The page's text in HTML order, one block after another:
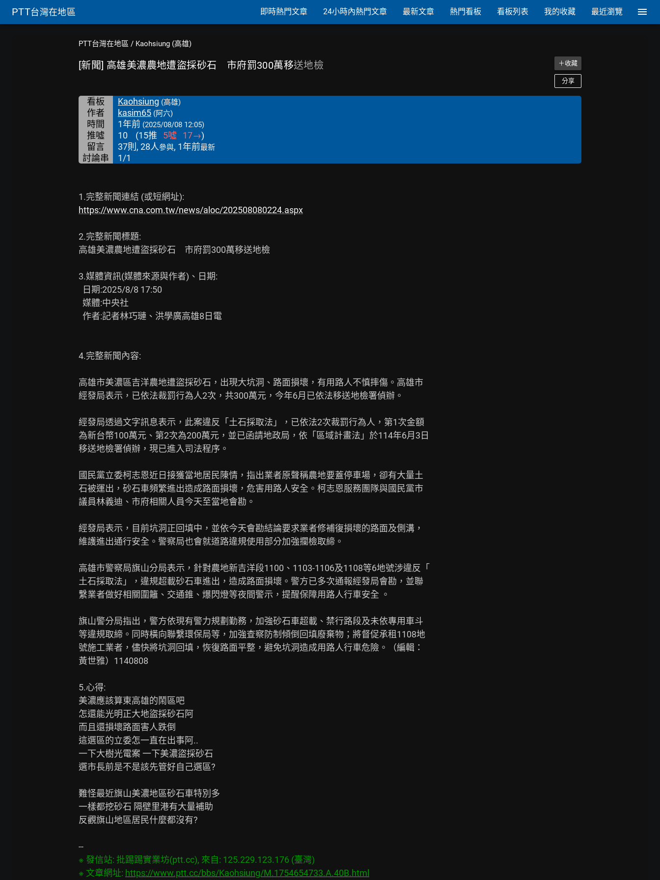
PTT台灣在地區 即時熱門文章 24小時內熱門文章 最新文章 熱門看板 看板列表 我的收藏 最近瀏覽
PTT台灣在地區 / Kaohsiung (高雄)
[新聞] 高雄美濃農地遭盜採砂石 市府罰300萬移送地檢 ＋收藏
分享
看板 Kaohsiung (高雄)
作者 kasim65 (阿六)
時間 1年前 (2025/08/08 12:05)
推噓 10 (15推 5噓 17→)
留言
37則, 28人參與, 1年前最新
討論串 1/1
https://www.cna.com.tw/news/aloc/202508080224.aspx
2.完整新聞標題:
高雄美濃農地遭盜採砂石　市府罰300萬移送地檢
3.媒體資訊(媒體來源與作者)、日期:
4.完整新聞內容:
高雄市美濃區吉洋農地遭盜採砂石，出現大坑洞、路面損壞，有用路人不慎摔傷。高雄市
經發局表示，已依法裁罰行為人2次，共300萬元，今年6月已依法移送地檢署偵辦。
經發局透過文字訊息表示，此案違反「土石採取法」，已依法2次裁罰行為人，第1次金額
為新台幣100萬元、第2次為200萬元，並已函請地政局，依「區域計畫法」於114年6月3日
移送地檢署偵辦，現已進入司法程序。
國民黨立委柯志恩近日接獲當地居民陳情，指出業者原聲稱農地要蓋停車場，卻有大量土
石被運出，砂石車頻繁進出造成路面損壞，危害用路人安全。柯志恩服務團隊與國民黨市
議員林義迪、市府相關人員今天至當地會勘。
經發局表示，目前坑洞正回填中，並依今天會勘結論要求業者修補復損壞的路面及側溝，
維護進出通行安全。警察局也會就道路違規使用部分加強攔檢取締。
高雄市警察局旗山分局表示，針對農地新吉洋段1100、1103-1106及1108等6地號涉違反「
土石採取法」，違規超載砂石車進出，造成路面損壞。警方已多次通報經發局會勘，並聯
繫業者做好相關圍籬、交通錐、爆閃燈等夜間警示，提醒保障用路人行車安全 。
旗山警分局指出，警方依現有警力規劃勤務，加強砂石車超載、禁行路段及未依專用車斗
等違規取締。同時橫向聯繫環保局等，加強查察防制傾倒回填廢棄物；將督促承租1108地
號施工業者，儘快將坑洞回填，恢復路面平整，避免坑洞造成用路人行車危險。（編輯：
黃世雅）1140808
5.心得:
美濃應該算東高雄的鬧區吧
怎還能光明正大地盜採砂石阿
而且還損壞路面害人跌倒
這選區的立委怎一直在出事阿..
一下大樹光電案 一下美濃盜採砂石
選市長前是不是該先管好自己選區?
難怪最近旗山美濃地區砂石車特別多
一樣都挖砂石 隔壁里港有大量補助
反觀旗山地區居民什麼都沒有?
※ 發信站: 批踢踢實業坊(ptt.cc), 來自: 125.229.123.176 (臺灣)
※ 文章網址: https://www.ptt.cc/bbs/Kaohsiung/M.1754654733.A.40B.html